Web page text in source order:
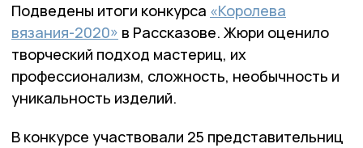
Подведены итоги конкурса «Королева
вязания-2020» в Рассказове. Жюри оценило
творческий подход мастериц, их
профессионализм, сложность, необычность и
уникальность изделий.
В конкурсе участвовали 25 представительниц